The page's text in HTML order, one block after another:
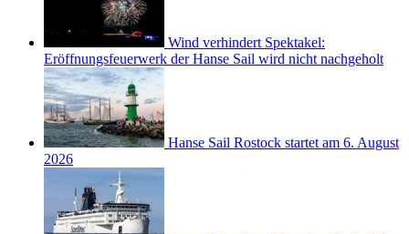
Wind verhindert Spektakel:
Eröffnungsfeuerwerk der Hanse Sail wird nicht nachgeholt
Hanse Sail Rostock startet am 6. August
2026